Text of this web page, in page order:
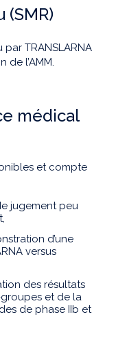
(SMR)
TRANSLARNA
de l’AMM.
médical
et compte
jugement peu
d’une
versus
des résultats
et de la
de phase IIb et